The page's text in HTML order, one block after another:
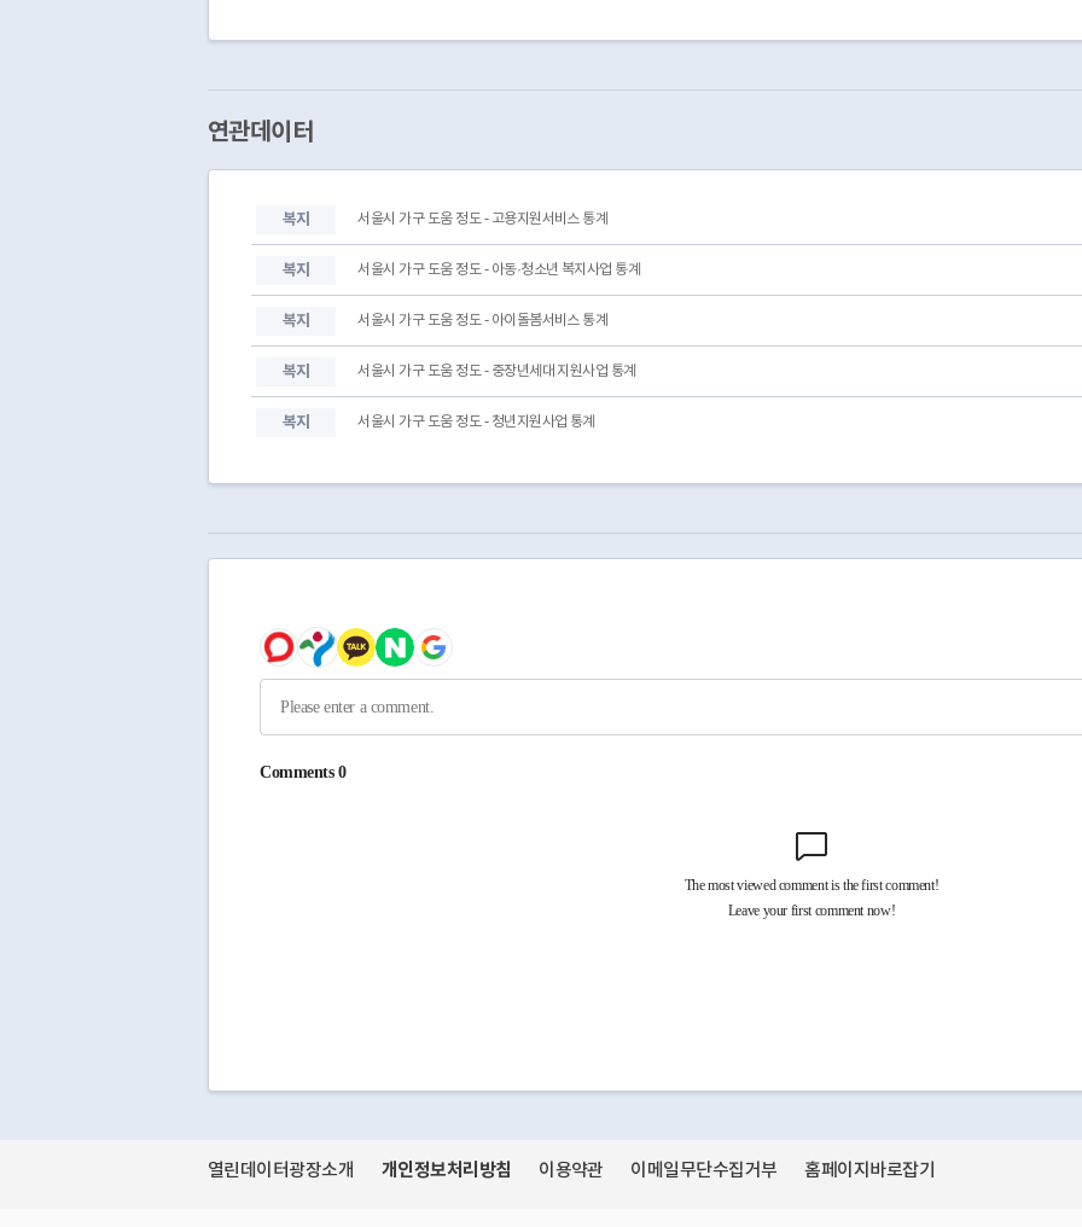
연관데이터
복지 서울시 가구 도움 정도 - 고용지원서비스 통계
복지 서울시 가구 도움 정도 - 아동·청소년 복지사업 통계
복지 서울시 가구 도움 정도 - 아이돌봄서비스 통계
복지 서울시 가구 도움 정도 - 중장년세대 지원사업 통계
복지 서울시 가구 도움 정도 - 청년지원사업 통계
열린데이터광장소개 개인정보처리방침 이용약관 이메일무단수집거부 홈페이지바로잡기